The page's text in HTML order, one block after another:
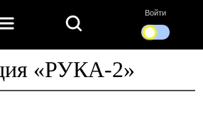
Войти
«РУКА-2»